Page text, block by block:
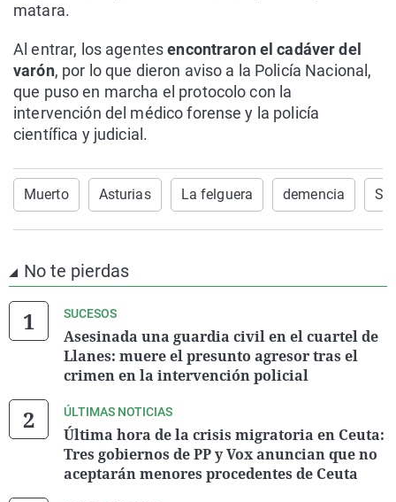
matara.
Al entrar, los agentesencontraron el cadáver del
varón, por lo que dieron aviso a la Policía Nacional,
que puso en marcha el protocolo con la
intervención del médico forense y la policía
científica y judicial.
Muerto Asturias La felguera demencia
No te pierdas
SUCESOS
Asesinada una guardia civil en el cuartel de
Llanes: muere el presunto agresor tras el
crimen en la intervención policial
ÚLTIMAS NOTICIAS
Última hora de la crisis migratoria en Ceuta:
Tres gobiernos de PP y Vox anuncian que no
aceptarán menores procedentes de Ceuta